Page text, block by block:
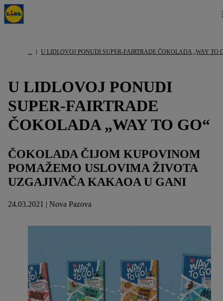
U LIDLOVOJ PONUDI SUPER-FAIRTRADE ČOKOLADA „WAY TO
U LIDLOVOJ PONUDI
SUPER-FAIRTRADE
ČOKOLADA „WAY TO GO“
ČOKOLADA ČIJOM KUPOVINOM
POMAŽEMO USLOVIMA ŽIVOTA
UZGAJIVAČA KAKAOA U GANI
24.03.2021 | Nova Pazova